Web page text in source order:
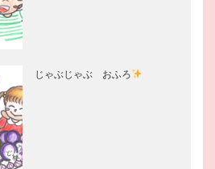
じゃぶじゃぶ おふろ